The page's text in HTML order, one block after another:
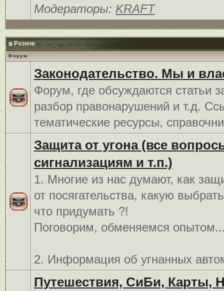
Модераторы: KRAFT
Разное
Форум
Законодательство. Мы и
Форум, где обсуждаются статьи
разбор правонарушений и т.д.
тематические ресурсы,
Защита от угона (все
сигнализациям и т.п.)
1. Многие из нас думают, как
от посягательства, какую
что придумать ?!
Поговорим, обменяемся
2. Информация об угнанных
Путешествия, СиБи, Карты,